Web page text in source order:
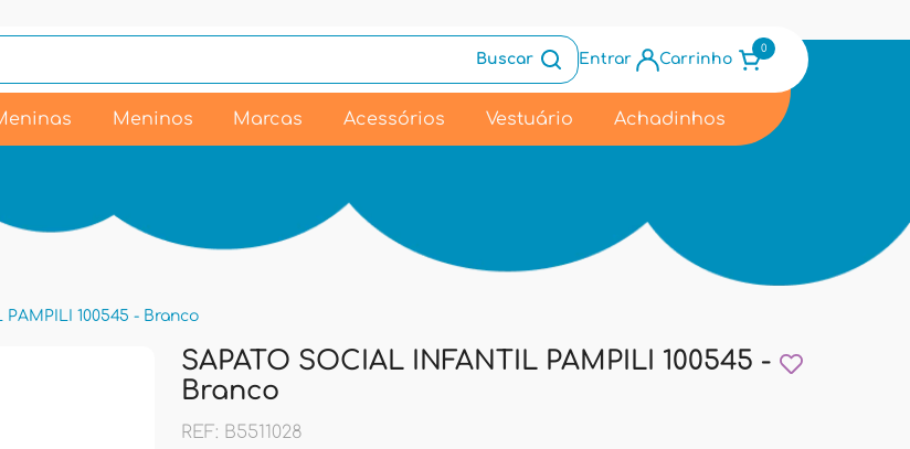
Buscar Entrar Carrinho
0
Meninos Marcas Acessórios Vestuário Achadinhos
PAMPILI 100545 - Branco
SAPATO SOCIAL INFANTIL PAMPILI 100545 -
Branco
REF: B5511028